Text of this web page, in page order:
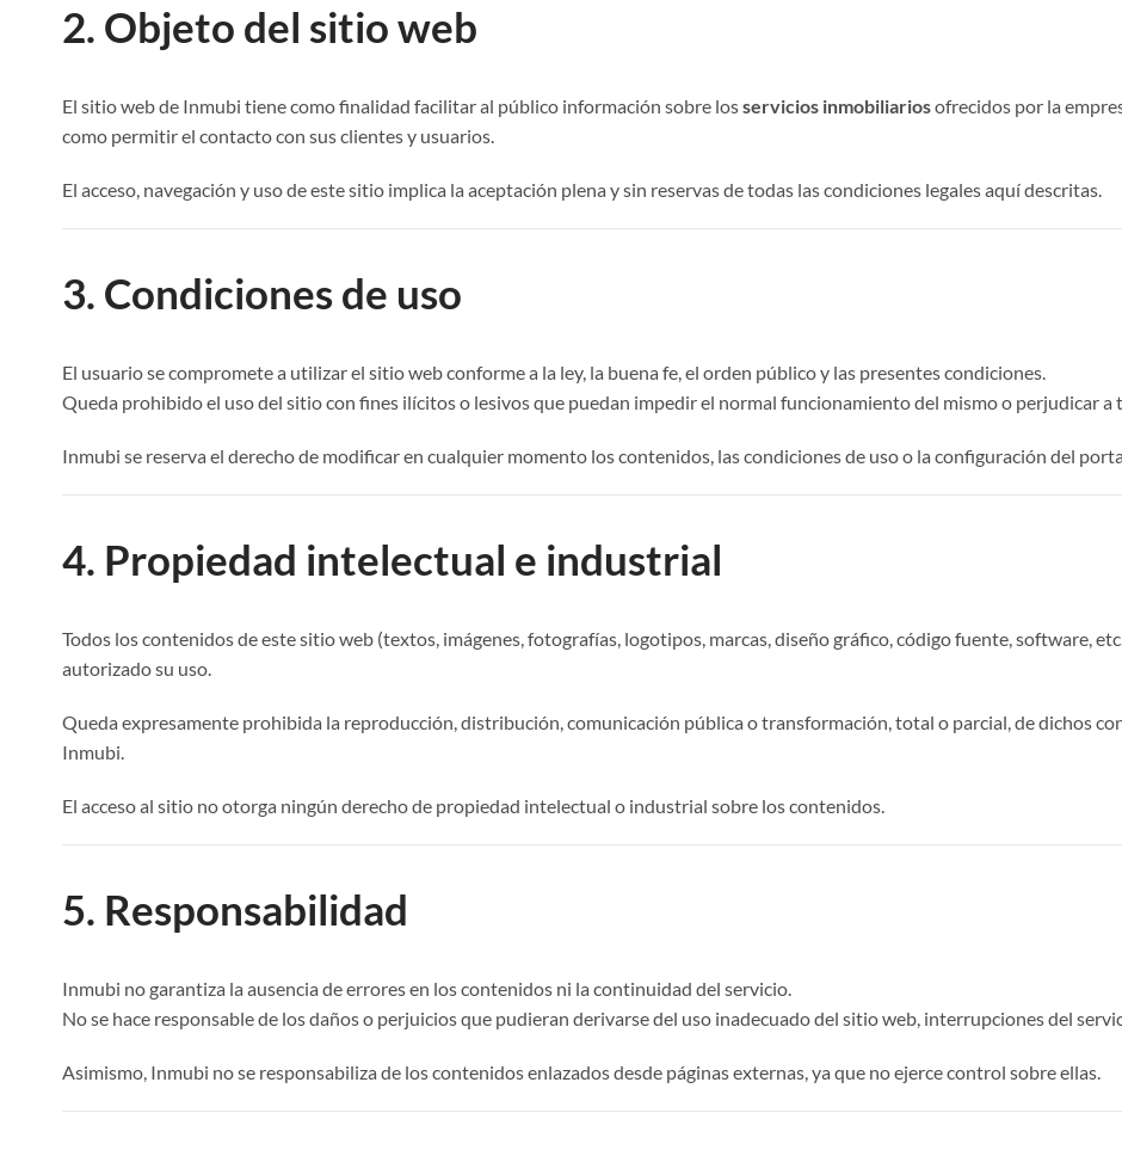
2. Objeto del sitio web
El sitio web de Inmubi tiene como finalidad facilitar al público información sobre losservicios inmobiliariosofrecidos por la
como permitir el contacto con sus clientes y usuarios.
El acceso, navegación y uso de este sitio implica la aceptación plena y sin reservas de todas las condiciones legales aquí descritas.
3. Condiciones de uso
El usuario se compromete a utilizar el sitio web conforme a la ley, la buena fe, el orden público y las presentes condiciones.
Queda prohibido el uso del sitio con fines ilícitos o lesivos que puedan impedir el normal funcionamiento del mismo o perjudicar a
Inmubi se reserva el derecho de modificar en cualquier momento los contenidos, las condiciones de uso o la configuración del
4. Propiedad intelectual e industrial
Todos los contenidos de este sitio web (textos, imágenes, fotografías, logotipos, marcas, diseño gráfico, código fuente, software,
autorizado su uso.
Queda expresamente prohibida la reproducción, distribución, comunicación pública o transformación, total o parcial, de dichos
Inmubi.
El acceso al sitio no otorga ningún derecho de propiedad intelectual o industrial sobre los contenidos.
5. Responsabilidad
Inmubi no garantiza la ausencia de errores en los contenidos ni la continuidad del servicio.
No se hace responsable de los daños o perjuicios que pudieran derivarse del uso inadecuado del sitio web, interrupciones del
Asimismo, Inmubi no se responsabiliza de los contenidos enlazados desde páginas externas, ya que no ejerce control sobre ellas.